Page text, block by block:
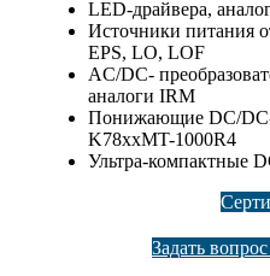
LED-драйвера,
Источники питания
EPS, LO, LOF
AC/DC-
аналоги IRM
Понижающие DC/DC-
K78xxMT-1000R4
Ультра-компактные
Задать